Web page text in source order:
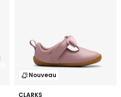
Nouveau
CLARKS